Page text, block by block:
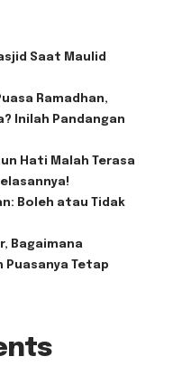
Saat Maulid
Ramadhan,
Inilah Pandangan
Hati Malah Terasa
Boleh atau Tidak
Bagaimana
Puasanya Tetap